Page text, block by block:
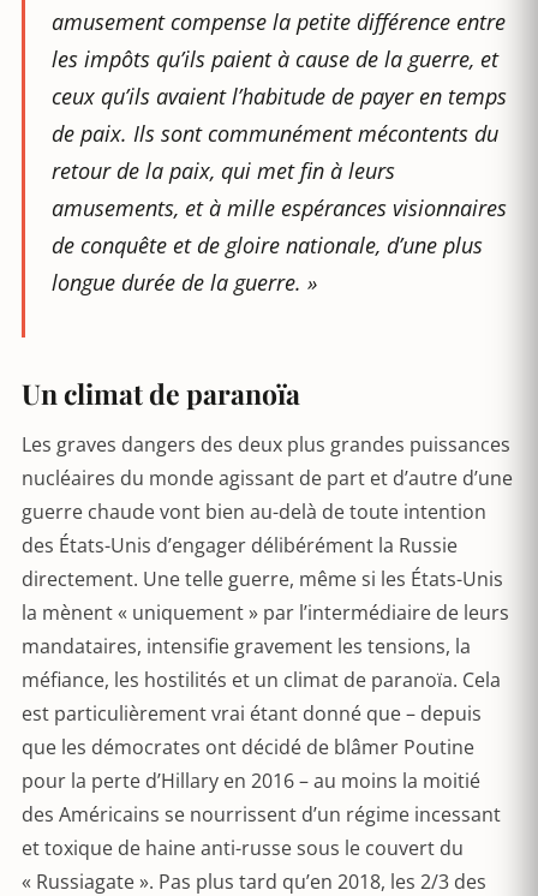
amusement compense la petite différence entre
les impôts qu’ils paient à cause de la guerre, et
ceux qu’ils avaient l’habitude de payer en temps
de paix. Ils sont communément mécontents du
retour de la paix, qui met fin à leurs
amusements, et à mille espérances visionnaires
de conquête et de gloire nationale, d’une plus
longue durée de la guerre. »
Un climat de paranoïa
Les graves dangers des deux plus grandes puissances
nucléaires du monde agissant de part et d’autre d’une
guerre chaude vont bien au-delà de toute intention
des États-Unis d’engager délibérément la Russie
directement. Une telle guerre, même si les États-Unis
la mènent « uniquement » par l’intermédiaire de leurs
mandataires, intensifie gravement les tensions, la
méfiance, les hostilités et un climat de paranoïa. Cela
est particulièrement vrai étant donné que – depuis
que les démocrates ont décidé de blâmer Poutine
pour la perte d’Hillary en 2016 – au moins la moitié
des Américains se nourrissent d’un régime incessant
et toxique de haine anti-russe sous le couvert du
« Russiagate ». Pas plus tard qu’en 2018, les 2/3 des